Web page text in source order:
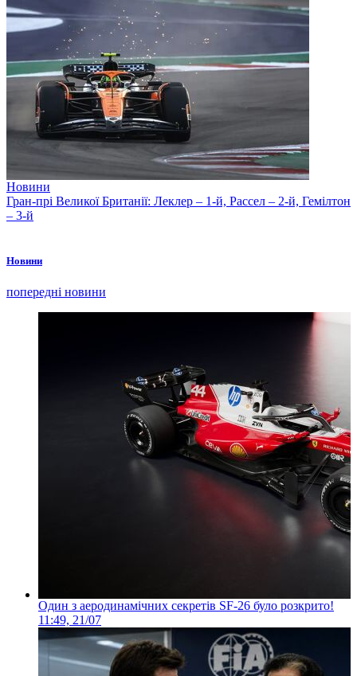
Новини
Гран-прі Великої Британії: Леклер – 1-й, Рассел – 2-й, Гемілтон
– 3-й
Новини
попередні новини
Один з аеродинамічних секретів SF-26 було розкрито!
11:49, 21/07